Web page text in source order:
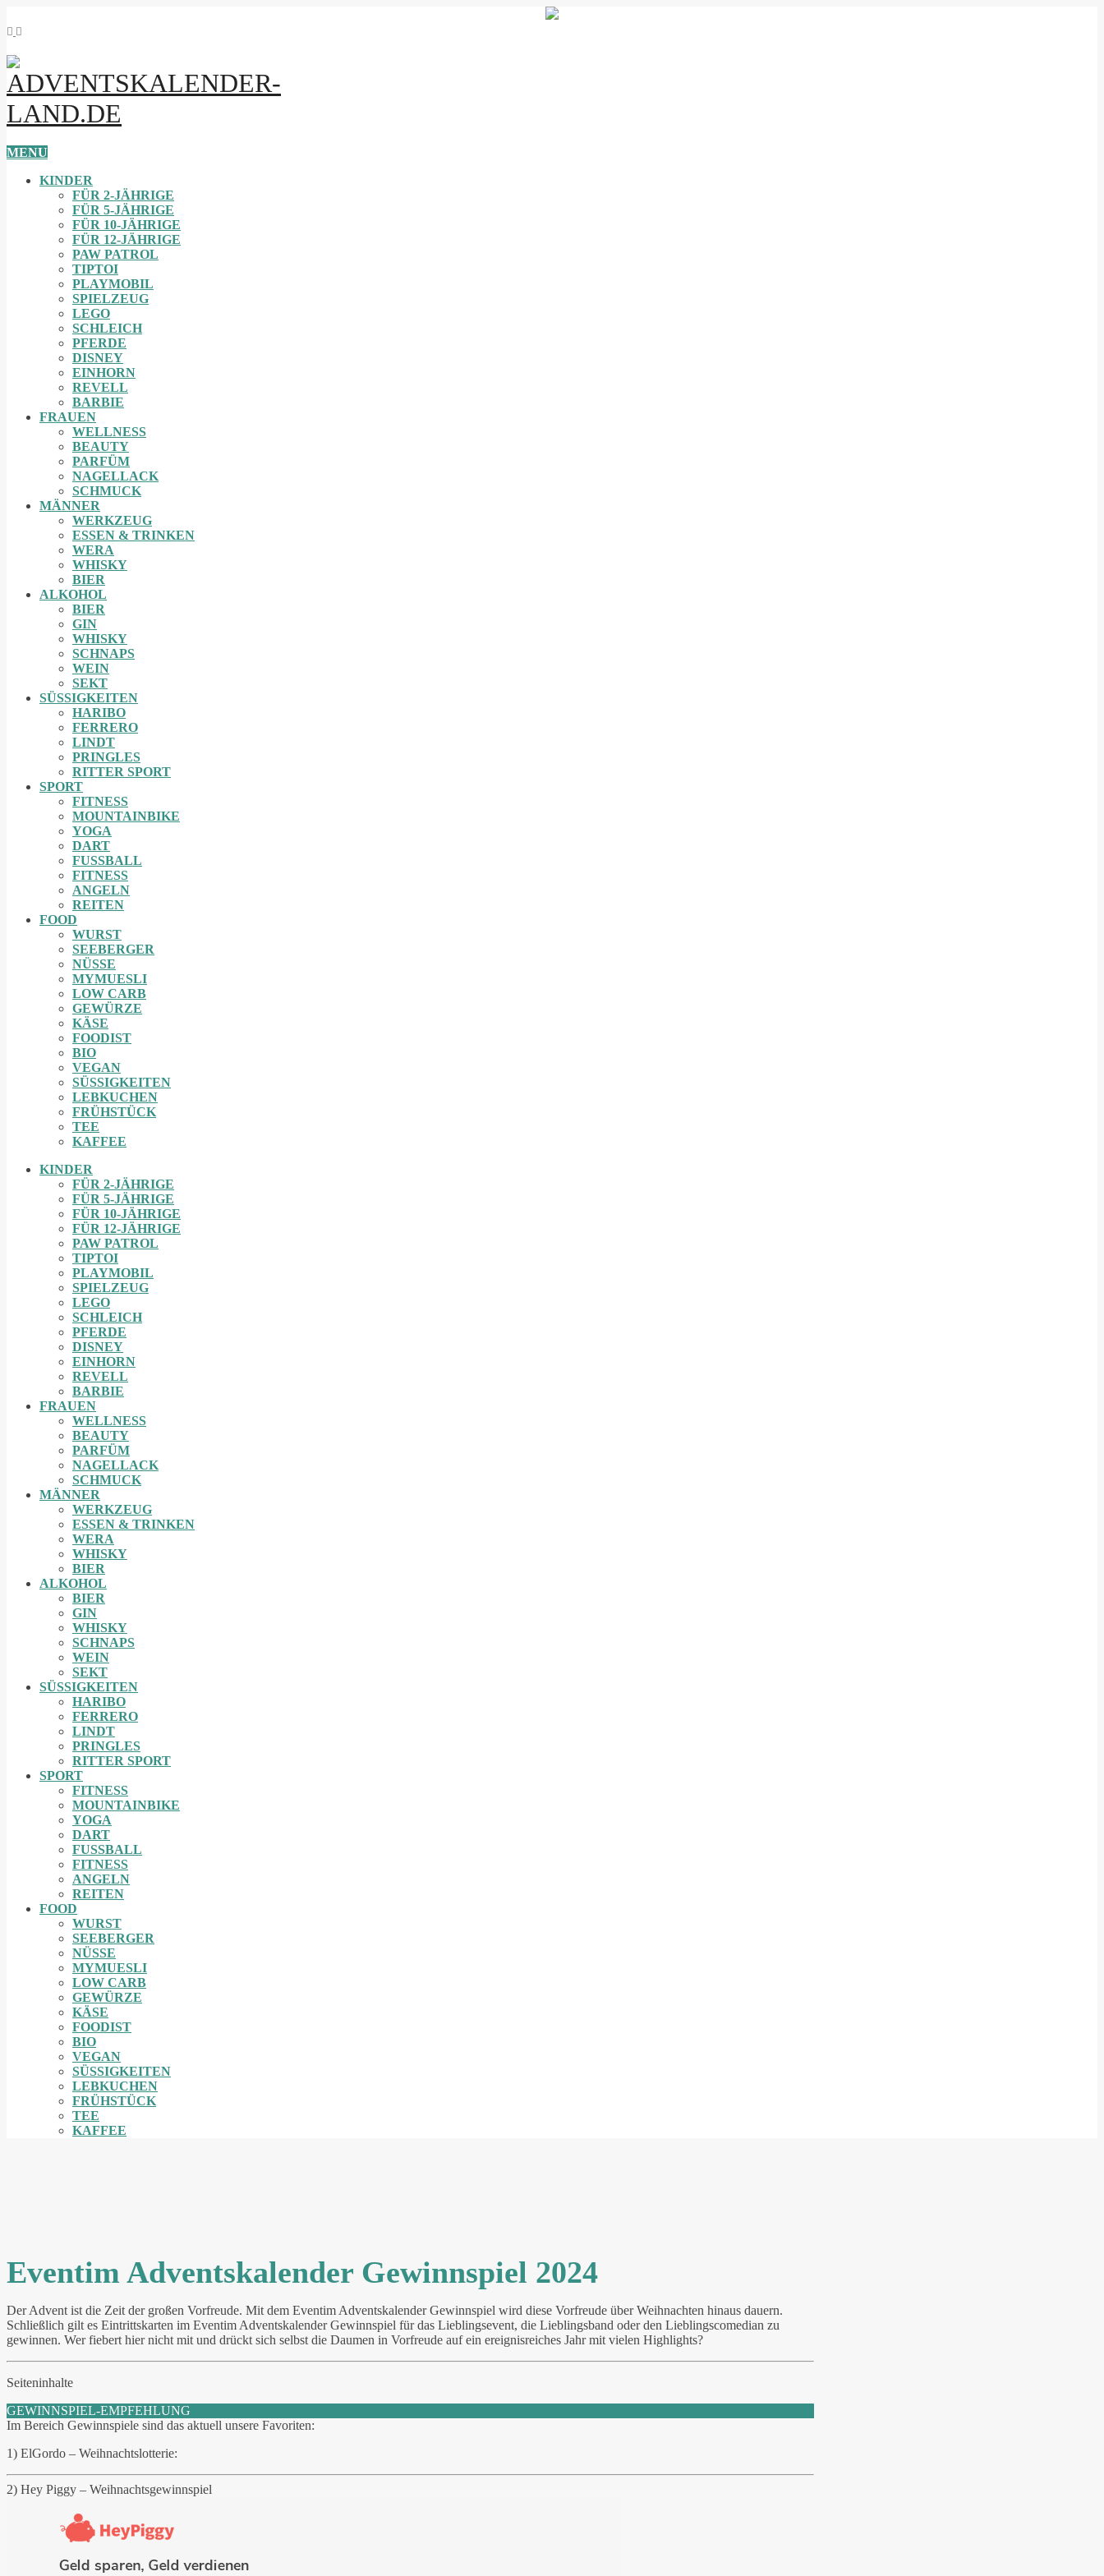
MENU
KINDER
FÜR 2-JÄHRIGE
FÜR 5-JÄHRIGE
FÜR 10-JÄHRIGE
FÜR 12-JÄHRIGE
PAW PATROL
TIPTOI
PLAYMOBIL
SPIELZEUG
LEGO
SCHLEICH
PFERDE
DISNEY
EINHORN
REVELL
BARBIE
FRAUEN
WELLNESS
BEAUTY
PARFÜM
NAGELLACK
SCHMUCK
MÄNNER
WERKZEUG
ESSEN & TRINKEN
WERA
WHISKY
BIER
ALKOHOL
BIER
GIN
WHISKY
SCHNAPS
WEIN
SEKT
SÜSSIGKEITEN
HARIBO
FERRERO
LINDT
PRINGLES
RITTER SPORT
SPORT
FITNESS
MOUNTAINBIKE
YOGA
DART
FUSSBALL
FITNESS
ANGELN
REITEN
FOOD
WURST
SEEBERGER
NÜSSE
MYMUESLI
LOW CARB
GEWÜRZE
KÄSE
FOODIST
BIO
VEGAN
SÜSSIGKEITEN
LEBKUCHEN
FRÜHSTÜCK
TEE
KAFFEE
KINDER
FÜR 2-JÄHRIGE
FÜR 5-JÄHRIGE
FÜR 10-JÄHRIGE
FÜR 12-JÄHRIGE
PAW PATROL
TIPTOI
PLAYMOBIL
SPIELZEUG
LEGO
SCHLEICH
PFERDE
DISNEY
EINHORN
REVELL
BARBIE
FRAUEN
WELLNESS
BEAUTY
PARFÜM
NAGELLACK
SCHMUCK
MÄNNER
WERKZEUG
ESSEN & TRINKEN
WERA
WHISKY
BIER
ALKOHOL
BIER
GIN
WHISKY
SCHNAPS
WEIN
SEKT
SÜSSIGKEITEN
HARIBO
FERRERO
LINDT
PRINGLES
RITTER SPORT
SPORT
FITNESS
MOUNTAINBIKE
YOGA
DART
FUSSBALL
FITNESS
ANGELN
REITEN
FOOD
WURST
SEEBERGER
NÜSSE
MYMUESLI
LOW CARB
GEWÜRZE
KÄSE
FOODIST
BIO
VEGAN
SÜSSIGKEITEN
LEBKUCHEN
FRÜHSTÜCK
TEE
KAFFEE
Eventim Adventskalender Gewinnspiel 2024
Der Advent ist die Zeit der großen Vorfreude. Mit dem Eventim Adventskalender Gewinnspiel wird diese Vorfreude über Weihnachten hinaus dauern.
Schließlich gilt es Eintrittskarten im Eventim Adventskalender Gewinnspiel für das Lieblingsevent, die Lieblingsband oder den Lieblingscomedian zu
gewinnen. Wer fiebert hier nicht mit und drückt sich selbst die Daumen in Vorfreude auf ein ereignisreiches Jahr mit vielen Highlights?
Seiteninhalte
GEWINNSPIEL-EMPFEHLUNG
Im Bereich Gewinnspiele sind das aktuell unsere Favoriten:
1) ElGordo – Weihnachtslotterie:
2) Hey Piggy – Weihnachtsgewinnspiel